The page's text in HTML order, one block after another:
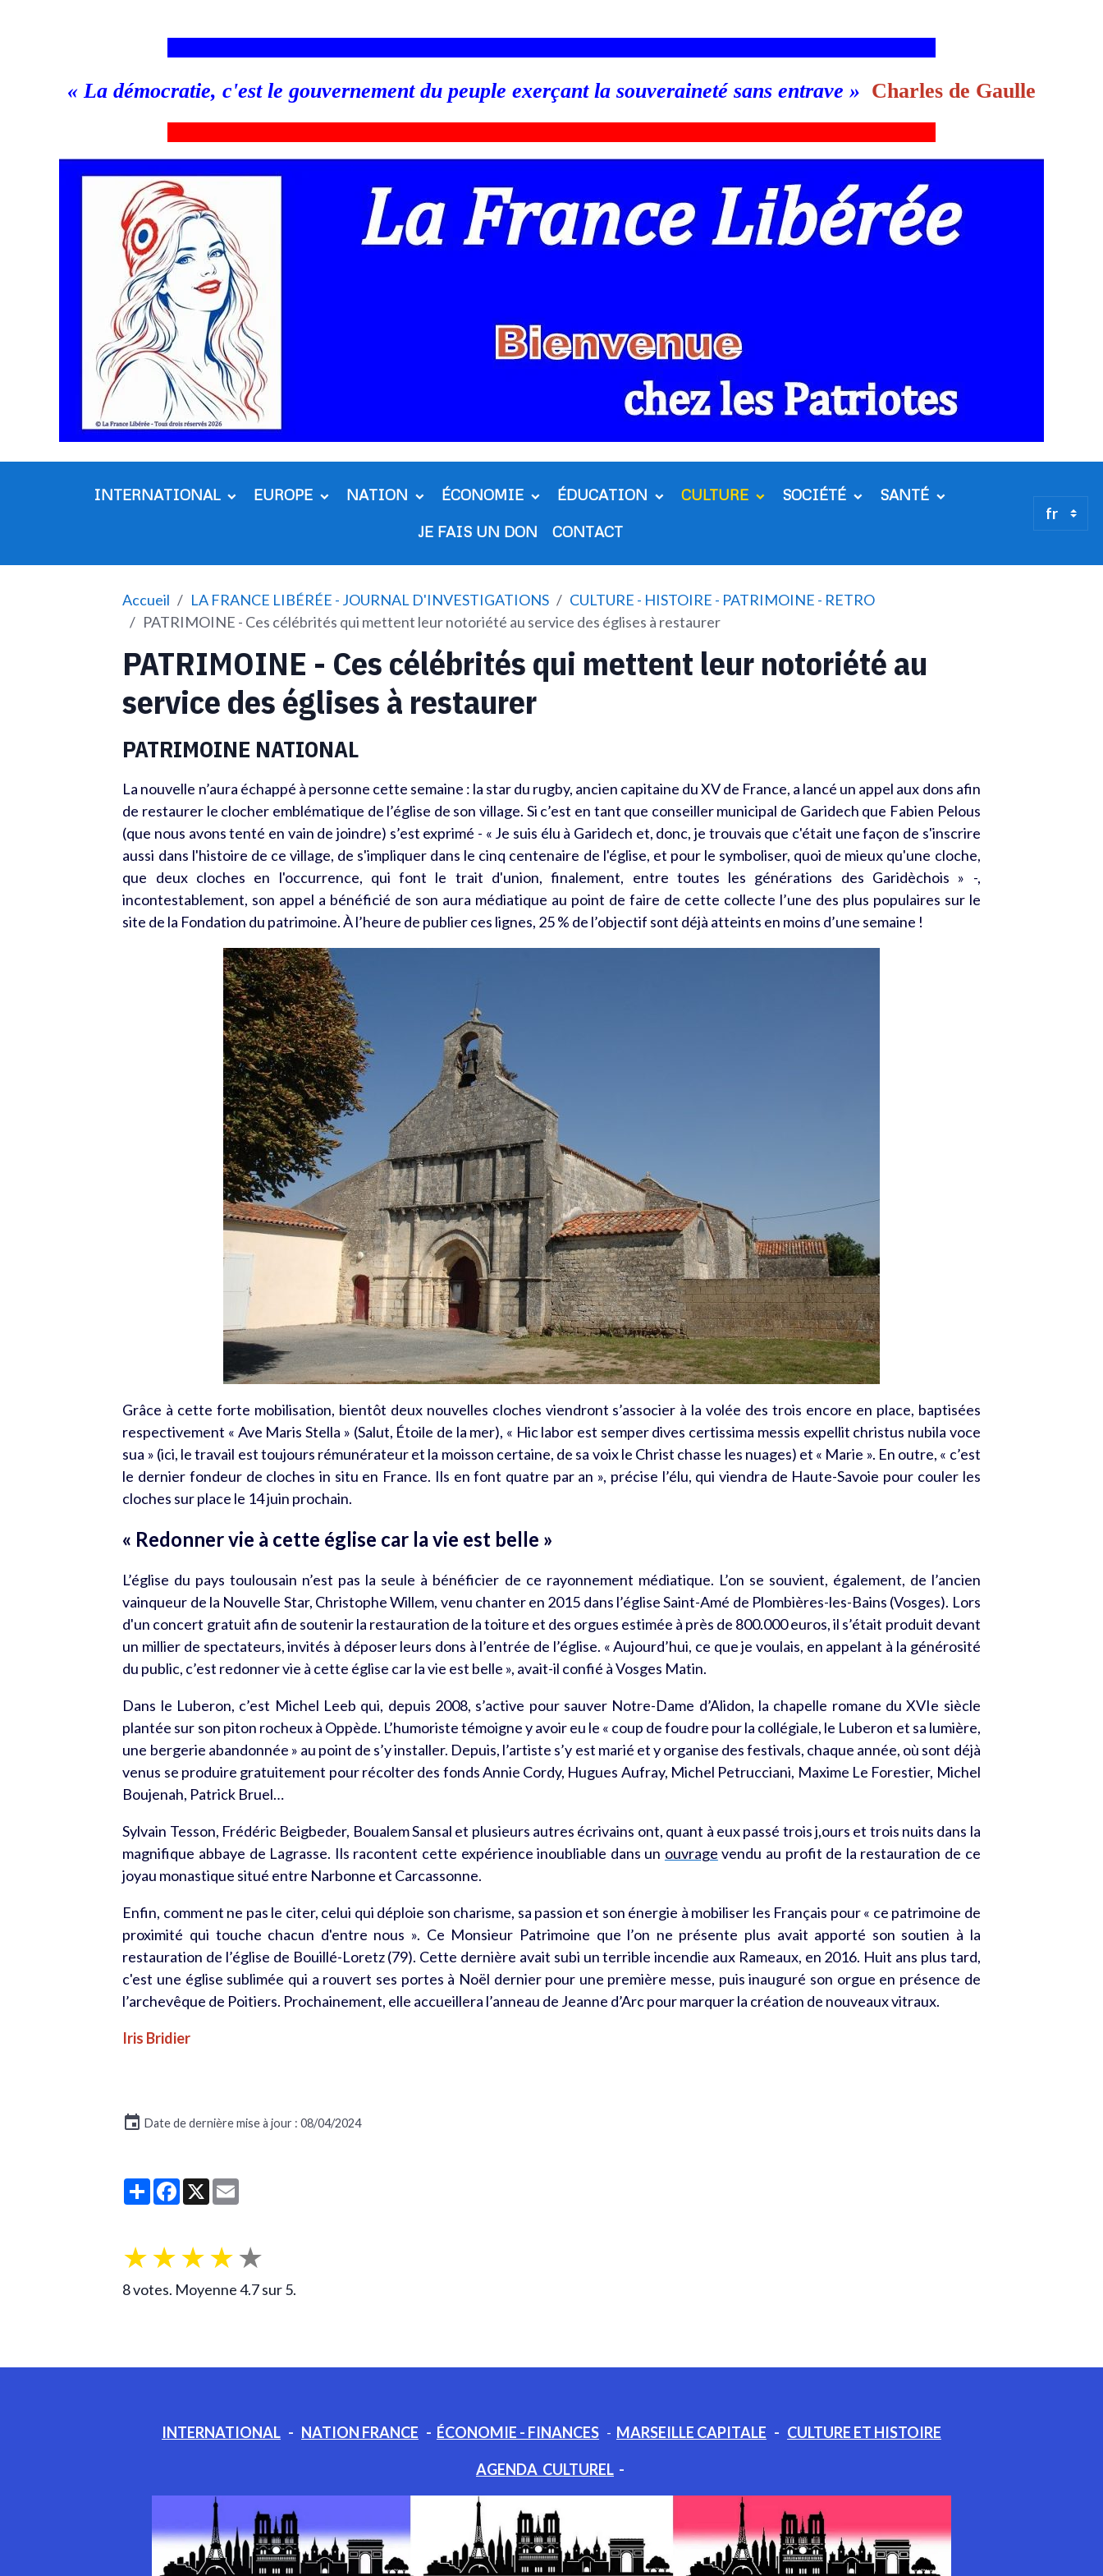
«La démocratie, c'est le gouvernement du peuple exerçant la souveraineté sans entrave » Charles de Gaulle
INTERNATIONAL EUROPE NATION ÉCONOMIE ÉDUCATION CULTURE SOCIÉTÉ SANTÉ
JE FAIS UN DON CONTACT
Accueil LA FRANCE LIBÉRÉE - JOURNAL D'INVESTIGATIONS
CULTURE - HISTOIRE - PATRIMOINE - RETRO
PATRIMOINE - Ces célébrités qui mettent leur notoriété au service des églises à restaurer
PATRIMOINE - Ces célébrités qui mettent leur notoriété au
service des églises à restaurer
PATRIMOINE NATIONAL
La nouvelle n’aura échappé à personne cette semaine : la star du rugby, ancien capitaine du XV de France, a lancé un appel aux dons afin
de restaurer le clocher emblématique de l’église de son village. Si c’est en tant que conseiller municipal de Garidech que Fabien Pelous
(que nous avons tenté en vain de joindre) s’est exprimé - « Je suis élu à Garidech et, donc, je trouvais que c'était une façon de s'inscrire
aussi dans l'histoire de ce village, de s'impliquer dans le cinq centenaire de l'église, et pour le symboliser, quoi de mieux qu'une cloche,
que deux cloches en l'occurrence, qui font le trait d'union, finalement, entre toutes les générations des Garidèchois » -,
incontestablement, son appel a bénéficié de son aura médiatique au point de faire de cette collecte l’une des plus populaires sur le
site de la Fondation du patrimoine. À l’heure de publier ces lignes, 25 % de l’objectif sont déjà atteints en moins d’une semaine !
Grâce à cette forte mobilisation, bientôt deux nouvelles cloches viendront s’associer à la volée des trois encore en place, baptisées
respectivement « Ave Maris Stella » (Salut, Étoile de la mer), « Hic labor est semper dives certissima messis expellit christus nubila voce
sua » (ici, le travail est toujours rémunérateur et la moisson certaine, de sa voix le Christ chasse les nuages) et « Marie ». En outre, « c’est
le dernier fondeur de cloches in situ en France. Ils en font quatre par an », précise l’élu, qui viendra de Haute-Savoie pour couler les
cloches sur place le 14 juin prochain.
« Redonner vie à cette église car la vie est belle »
L’église du pays toulousain n’est pas la seule à bénéficier de ce rayonnement médiatique. L’on se souvient, également, de l’ancien
vainqueur de la Nouvelle Star, Christophe Willem, venu chanter en 2015 dans l’église Saint-Amé de Plombières-les-Bains (Vosges). Lors
d'un concert gratuit afin de soutenir la restauration de la toiture et des orgues estimée à près de 800.000 euros, il s’était produit devant
un millier de spectateurs, invités à déposer leurs dons à l’entrée de l’église. « Aujourd’hui, ce que je voulais, en appelant à la générosité
du public, c’est redonner vie à cette église car la vie est belle », avait-il confié àVosges Matin.
Dans le Luberon, c’est Michel Leeb qui, depuis 2008, s’active pour sauver Notre-Dame d’Alidon, la chapelle romane du XVIe siècle
plantée sur son piton rocheux à Oppède. L’humoristetémoigney avoir eu le « coup de foudre pour la collégiale, le Luberon et sa lumière,
une bergerie abandonnée » au point de s’y installer. Depuis, l’artiste s’y est marié et y organise des festivals, chaque année, où sont déjà
venus se produire gratuitement pour récolter des fonds Annie Cordy, Hugues Aufray, Michel Petrucciani, Maxime Le Forestier, Michel
Boujenah, Patrick Bruel…
Sylvain Tesson, Frédéric Beigbeder, Boualem Sansal et plusieurs autres écrivains ont, quant à eux passé trois j,ours et trois nuits dans la
magnifique abbaye de Lagrasse. Ils racontent cette expérience inoubliable dans un ouvrage vendu au profit de la restauration de ce
joyau monastique situé entre Narbonne et Carcassonne.
Enfin, comment ne pas le citer, celui qui déploie son charisme, sa passion et son énergie à mobiliser les Français pour « ce patrimoine de
proximité qui touche chacun d'entre nous ». Ce Monsieur Patrimoine que l’on ne présente plus avait apporté son soutien à la
restauration de l’église de Bouillé-Loretz (79). Cette dernière avait subi un terrible incendie aux Rameaux, en 2016. Huit ans plus tard,
c'est une église sublimée qui a rouvert ses portes à Noël dernier pour une première messe, puis inauguré son orgue en présence de
l’archevêque de Poitiers. Prochainement, elle accueillera l’anneau de Jeanne d’Arc pour marquer la création de nouveaux vitraux.
Iris Bridier
Date de dernière mise à jour : 08/04/2024
PartagerFacebook
X
★★★★★
8votes. Moyenne4.7sur 5.
INTERNATIONAL - NATION FRANCE - ÉCONOMIE - FINANCES - MARSEILLE CAPITALE - CULTURE ET HISTOIRE
AGENDA CULTUREL -